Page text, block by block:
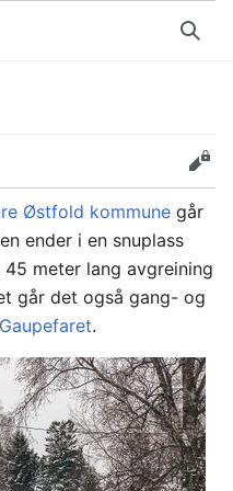
Søk
Rediger
Østfold kommune går
ender i en snuplass
meter lang avgreining
går det også gang- og
Gaupefaret.